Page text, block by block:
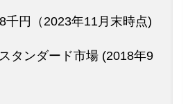
千円（2023年11月末時点)
タンダード市場 (2018年9